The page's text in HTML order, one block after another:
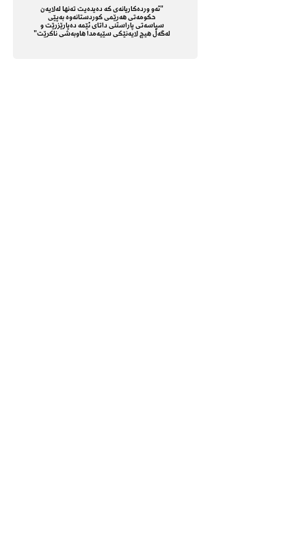
"ئەو وردەکاریانەی کە دەیدەیت تەنها لەلایەن
حکومەتی هەرێمی کوردستانەوە بەپێی
سیاسەتی پاراستنی داتای ئێمە دەپارێزرێت و
لەگەڵ هیچ لایەنێکی سێیەمدا هاوبەشی ناکرێت"